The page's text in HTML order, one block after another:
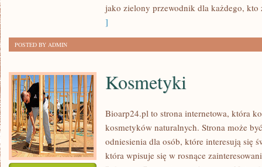
jako zielony przewodnik dla każdego, kto
]
POSTED BY ADMIN
Kosmetyki
Bioarp24.pl to strona internetowa, która
kosmetyków naturalnych. Strona może
odniesienia dla osób, które interesują się
która wpisuje się w rosnące